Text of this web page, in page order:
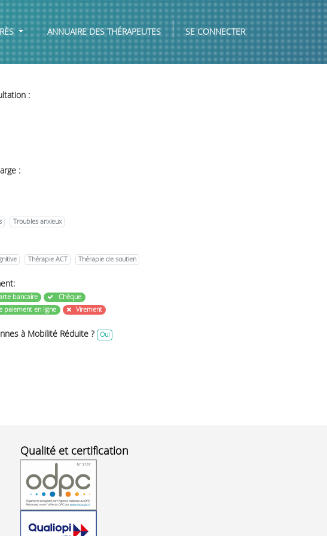
ANNUAIRE DES THÉRAPEUTES SE CONNECTER
:
:
Troubles anxieux
Thérapie ACT Thérapie de soutien
bancaire
Chèque
paiement en ligne
Virement
à Mobilité Réduite ? Oui
Qualité et certification